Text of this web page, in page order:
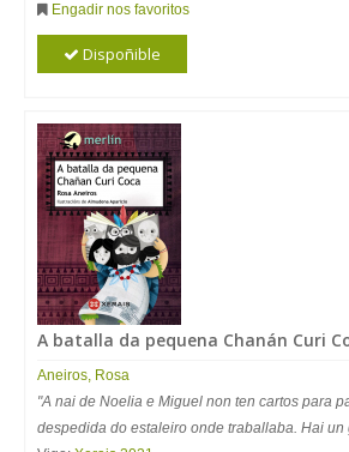
Engadir nos favoritos
Dispoñible
A batalla da pequena Chanán Curi
Aneiros, Rosa
"A nai de Noelia e Miguel non ten cartos para
despedida do estaleiro onde traballaba. Hai un